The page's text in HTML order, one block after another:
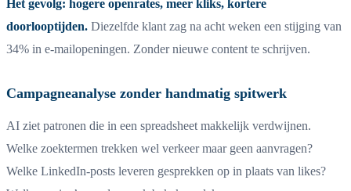
Het gevolg: hogere openrates, meer kliks, kortere
doorlooptijden. Diezelfde klant zag na acht weken een stijging van
34% in e-mailopeningen. Zonder nieuwe content te schrijven.
Campagneanalyse zonder handmatig spitwerk
AI ziet patronen die in een spreadsheet makkelijk verdwijnen.
Welke zoektermen trekken wel verkeer maar geen aanvragen?
Welke LinkedIn-posts leveren gesprekken op in plaats van likes?